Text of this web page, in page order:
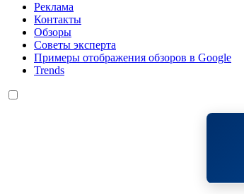
Реклама
Контакты
Обзоры
Советы эксперта
Примеры отображения обзоров в Google
Trends